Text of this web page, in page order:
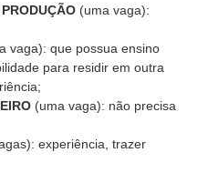
(uma vaga):
vaga): que possua ensino
para residir em outra
(uma vaga): não precisa
experiência, trazer